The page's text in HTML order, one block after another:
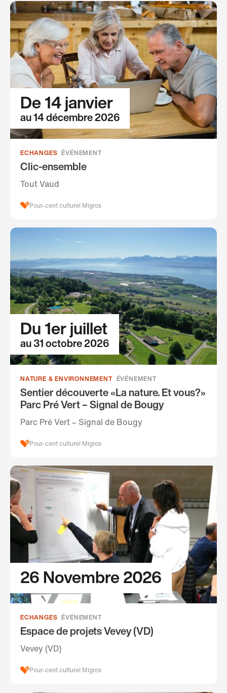
De 14 janvier
au 14 décembre 2026
ECHANGES ÉVÉNEMENT
Clic-ensemble
Tout Vaud
Pour-cent culturel Migros
Du 1er juillet
au 31 octobre 2026
NATURE & ENVIRONNEMENT ÉVÉNEMENT
Sentier découverte «La nature. Et vous?»
Parc Pré Vert – Signal de Bougy
Parc Pré Vert – Signal de Bougy
Pour-cent culturel Migros
26 Novembre 2026
ECHANGES ÉVÉNEMENT
Espace de projets Vevey (VD)
Vevey (VD)
Pour-cent culturel Migros